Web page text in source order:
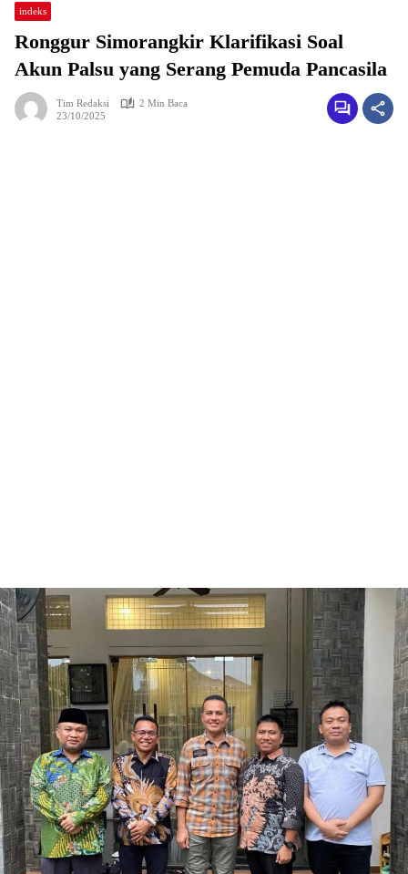
indeks
Ronggur Simorangkir Klarifikasi Soal
Akun Palsu yang Serang Pemuda Pancasila
Tim Redaksi
2 Min Baca
23/10/2025